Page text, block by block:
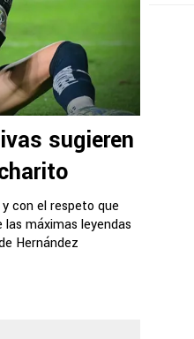
sugieren
con el respeto que
máximas leyendas
Hernández